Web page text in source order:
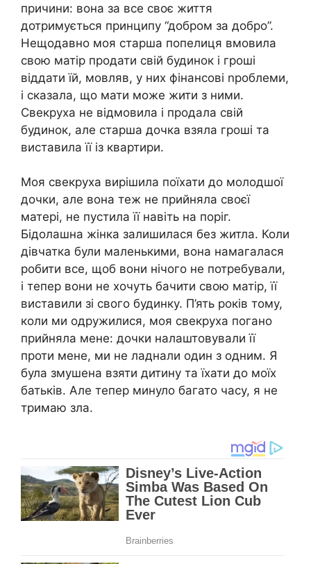
причини: вона за все своє життя
дотримується принципу “добром за добро”.
Нещодавно моя старша попелиця вмовила
свою матір продати свій будинок і гроші
віддати їй, мовляв, у них фінансові nроблеми,
і сказала, що мати може жити з ними.
Свекруха не відмовила і продала свій
будинок, але старша дочка взяла гроші та
виставила її із квартири.
Моя свекруха вирішила поїхати до молодшої
дочки, але вона теж не прийняла своєї
матері, не пустила її навіть на поріг.
Бідолашна жінка залишилася без житла. Коли
дівчатка були маленькими, вона намагалася
робити все, щоб вони нічого не потребували,
і тепер вони не хочуть бачити свою матір, її
виставили зі свого будинку. П’ять років тому,
коли ми одружилися, моя свекруха погано
прийняла мене: дочки налаштовували її
проти мене, ми не ладнали один з одним. Я
була змушена взяти дитину та їхати до моїх
батьків. Але тепер минуло багато часу, я не
тримаю зла.